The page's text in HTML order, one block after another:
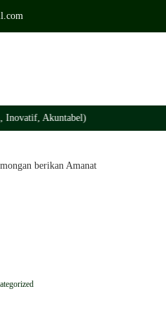
berikan Amanat